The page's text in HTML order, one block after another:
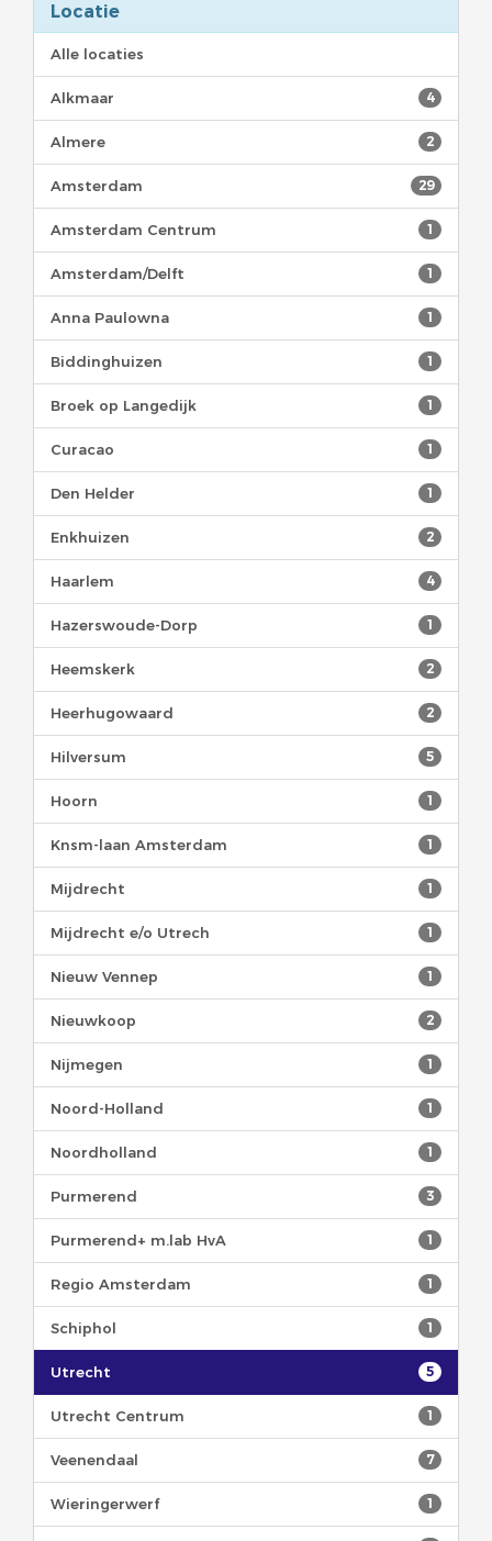
Locatie
Alle locaties
4
Alkmaar
2
Almere
29
Amsterdam
1
Amsterdam Centrum
1
Amsterdam/Delft
1
Anna Paulowna
1
Biddinghuizen
1
Broek op Langedijk
1
Curacao
1
Den Helder
2
Enkhuizen
4
Haarlem
1
Hazerswoude-Dorp
2
Heemskerk
2
Heerhugowaard
5
Hilversum
1
Hoorn
1
Knsm-laan Amsterdam
1
Mijdrecht
1
Mijdrecht e/o Utrech
1
Nieuw Vennep
2
Nieuwkoop
1
Nijmegen
1
Noord-Holland
1
Noordholland
3
Purmerend
1
Purmerend+ m.lab HvA
1
Regio Amsterdam
1
Schiphol
5
Utrecht
1
Utrecht Centrum
7
Veenendaal
1
Wieringerwerf